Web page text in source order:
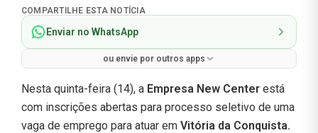
COMPARTILHE ESTA NOTÍCIA
Enviar no WhatsApp
ou envie por outros apps
Nesta quinta-feira (14), a Empresa New Center está
com inscrições abertas para processo seletivo de uma
vaga de emprego para atuar em Vitória da Conquista.